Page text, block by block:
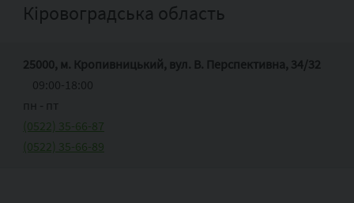
Кіровоградська область
25000, м. Кропивницький, вул. В. Перспективна, 34/32
09:00-18:00
пн ‑ пт
(0522) 35-66-87
(0522) 35-66-89